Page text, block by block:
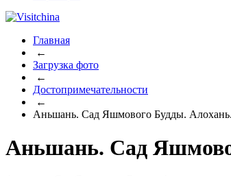
Главная
←
Загрузка фото
←
Достопримечательности
←
Аньшань. Сад Яшмового Будды. Алохань.
Аньшань. Сад